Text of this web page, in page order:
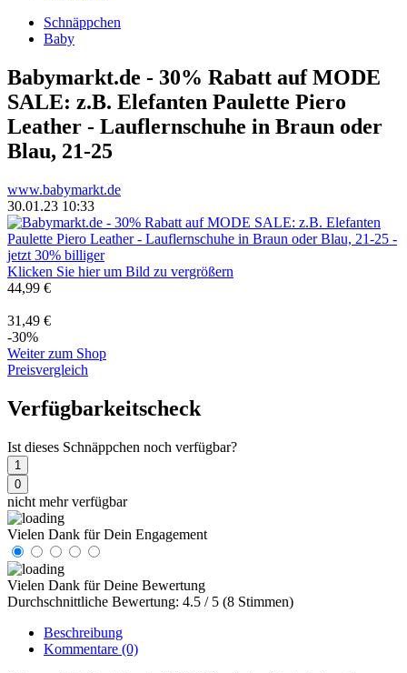
Schnäppchen
Baby
Babymarkt.de - 30% Rabatt auf MODE
SALE: z.B. Elefanten Paulette Piero
Leather - Lauflernschuhe in Braun oder
Blau, 21-25
www.babymarkt.de
30.01.23 10:33
Klicken Sie hier um Bild zu vergrößern
44,99 €
31,49 €
-30%
Weiter zum Shop
Preisvergleich
Verfügbarkeitscheck
Ist dieses Schnäppchen noch verfügbar?
1
0
nicht mehr verfügbar
Vielen Dank für Dein Engagement
Vielen Dank für Deine Bewertung
Durchschnittliche Bewertung: 4.5 / 5 (8 Stimmen)
Beschreibung
Kommentare (0)